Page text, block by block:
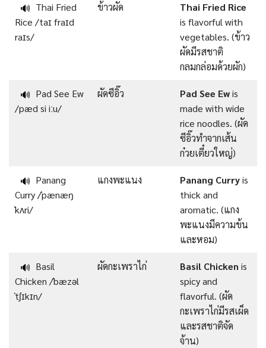
🔊 Thai Fried
Rice /taɪ fraɪd
raɪs/
ข้าวผัด
Thai Fried Rice
is flavorful with
vegetables. (ข้าว
ผัดมีรสชาติ
กลมกล่อมด้วยผัก)
🔊 Pad See Ew
/pæd si iːu/
ผัดซีอิ๊ว Pad See Ewis
made with wide
rice noodles. (ผัด
ซีอิ๊วทำจากเส้น
ก๋วยเตี๋ยวใหญ่)
🔊 Panang
Curry /ˈpænæŋ
ˈkʌri/
แกงพะแนง Panang Curryis
thick and
aromatic. (แกง
พะแนงมีความข้น
และหอม)
🔊 Basil
Chicken /ˈbæzəl
ˈtʃɪkɪn/
ผัดกะเพราไก่ Basil Chicken is
spicy and
flavorful. (ผัด
กะเพราไก่มีรสเผ็ด
และรสชาติจัด
จ้าน)